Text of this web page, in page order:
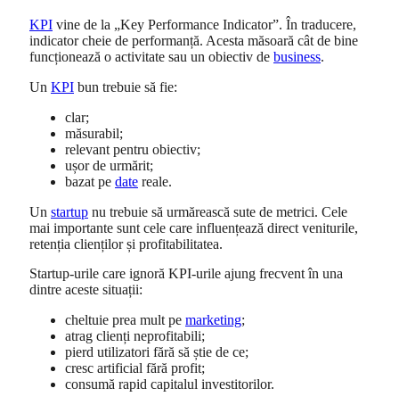
KPI vine de la „Key Performance Indicator”. În traducere,
indicator cheie de performanță. Acesta măsoară cât de bine
funcționează o activitate sau un obiectiv de business.
Un KPI bun trebuie să fie:
clar;
măsurabil;
relevant pentru obiectiv;
ușor de urmărit;
bazat pe date reale.
Un startup nu trebuie să urmărească sute de metrici. Cele
mai importante sunt cele care influențează direct veniturile,
retenția clienților și profitabilitatea.
Startup-urile care ignoră KPI-urile ajung frecvent în una
dintre aceste situații:
cheltuie prea mult pe marketing;
atrag clienți neprofitabili;
pierd utilizatori fără să știe de ce;
cresc artificial fără profit;
consumă rapid capitalul investitorilor.